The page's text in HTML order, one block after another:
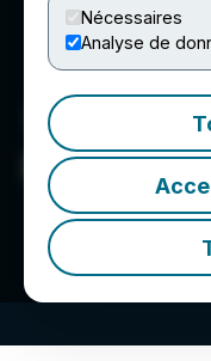
Nécessaires
Analyse de
Piñata